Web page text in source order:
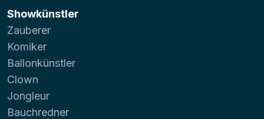
Showkünstler
Zauberer
Komiker
Ballonkünstler
Clown
Jongleur
Bauchredner